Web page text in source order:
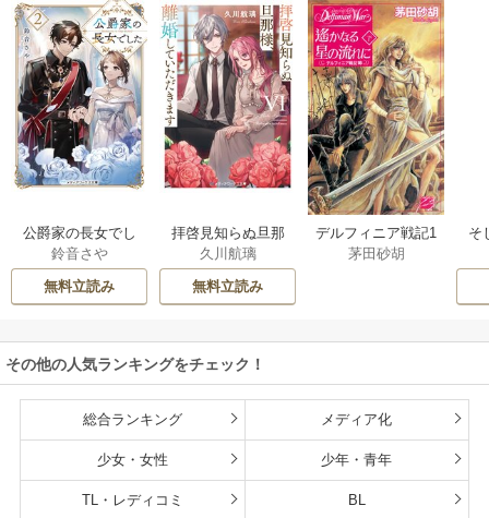
公爵家の長女でし
た
鈴音さや
無料立読み
拝啓見知らぬ旦那
様、離婚していた
だきます
久川航璃
無料立読み
デルフィニア戦記1
茅田砂胡
そ
その他の人気ランキングをチェック！
総合ランキング メディア化
少女・女性 少年・青年
TL・レディコミ BL